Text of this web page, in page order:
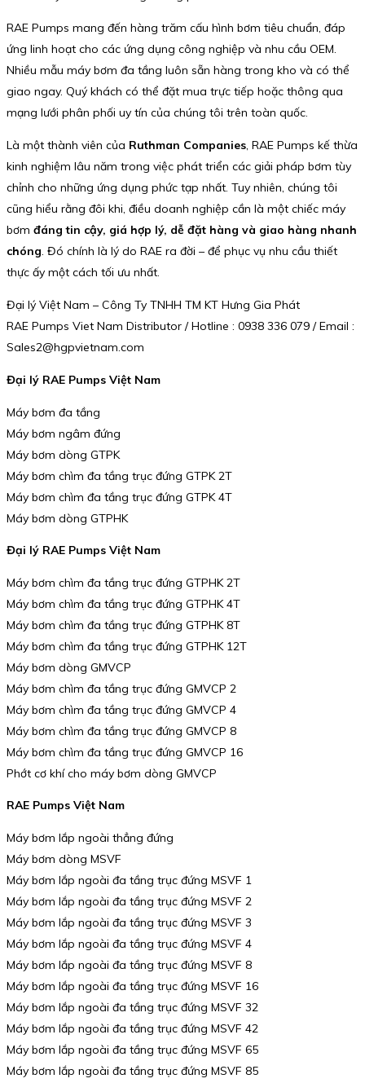
RAE Pumps mang đến hàng trăm cấu hình bơm tiêu chuẩn, đáp
ứng linh hoạt cho các ứng dụng công nghiệp và nhu cầu OEM.
Nhiều mẫu máy bơm đa tầng luôn sẵn hàng trong kho và có thể
giao ngay. Quý khách có thể đặt mua trực tiếp hoặc thông qua
mạng lưới phân phối uy tín của chúng tôi trên toàn quốc.
Là một thành viên của Ruthman Companies, RAE Pumps kế thừa
kinh nghiệm lâu năm trong việc phát triển các giải pháp bơm tùy
chỉnh cho những ứng dụng phức tạp nhất. Tuy nhiên, chúng tôi
cũng hiểu rằng đôi khi, điều doanh nghiệp cần là một chiếc máy
bơm đáng tin cậy, giá hợp lý, dễ đặt hàng và giao hàng nhanh
chóng. Đó chính là lý do RAE ra đời – để phục vụ nhu cầu thiết
thực ấy một cách tối ưu nhất.
Đại lý Việt Nam – Công Ty TNHH TM KT Hưng Gia Phát
RAE Pumps Viet Nam Distributor / Hotline : 0938 336 079 / Email :
Sales2@hgpvietnam.com
Đại lý RAE Pumps Việt Nam
Máy bơm đa tầng
Máy bơm ngâm đứng
Máy bơm dòng GTPK
Máy bơm chìm đa tầng trục đứng GTPK 2T
Máy bơm chìm đa tầng trục đứng GTPK 4T
Máy bơm dòng GTPHK
Đại lý RAE Pumps Việt Nam
Máy bơm chìm đa tầng trục đứng GTPHK 2T
Máy bơm chìm đa tầng trục đứng GTPHK 4T
Máy bơm chìm đa tầng trục đứng GTPHK 8T
Máy bơm chìm đa tầng trục đứng GTPHK 12T
Máy bơm dòng GMVCP
Máy bơm chìm đa tầng trục đứng GMVCP 2
Máy bơm chìm đa tầng trục đứng GMVCP 4
Máy bơm chìm đa tầng trục đứng GMVCP 8
Máy bơm chìm đa tầng trục đứng GMVCP 16
Phớt cơ khí cho máy bơm dòng GMVCP
RAE Pumps Việt Nam
Máy bơm lắp ngoài thẳng đứng
Máy bơm dòng MSVF
Máy bơm lắp ngoài đa tầng trục đứng MSVF 1
Máy bơm lắp ngoài đa tầng trục đứng MSVF 2
Máy bơm lắp ngoài đa tầng trục đứng MSVF 3
Máy bơm lắp ngoài đa tầng trục đứng MSVF 4
Máy bơm lắp ngoài đa tầng trục đứng MSVF 8
Máy bơm lắp ngoài đa tầng trục đứng MSVF 16
Máy bơm lắp ngoài đa tầng trục đứng MSVF 32
Máy bơm lắp ngoài đa tầng trục đứng MSVF 42
Máy bơm lắp ngoài đa tầng trục đứng MSVF 65
Máy bơm lắp ngoài đa tầng trục đứng MSVF 85